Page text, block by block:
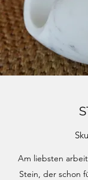
Am liebsten
Stein, der schon